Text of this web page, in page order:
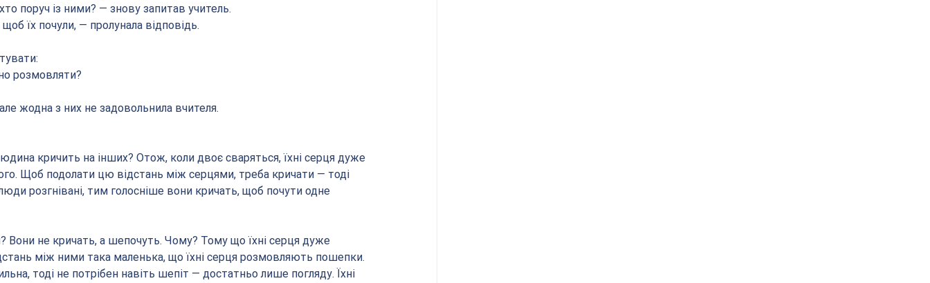
поруч із ними? — знову запитав учитель.
їх почули, — пролунала відповідь.
розмовляти?
але жодна з них не задовольнила вчителя.
кричить на інших? Отож, коли двоє сваряться, їхні серця дуже
Щоб подолати цю відстань між серцями, треба кричати — тоді
розгнівані, тим голосніше вони кричать, щоб почути одне
Вони не кричать, а шепочуть. Чому? Тому що їхні серця дуже
між ними така маленька, що їхні серця розмовляють пошепки.
тоді не потрібен навіть шепіт — достатньо лише погляду. Їхні